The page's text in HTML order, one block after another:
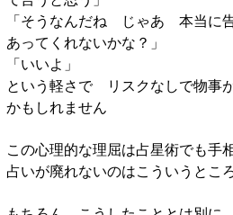
「そうなんだね じゃあ 本当に
あってくれないかな？」
「いいよ」
という軽さで リスクなしで物事
かもしれません
この心理的な理屈は占星術でも手
占いが廃れないのはこういうとこ